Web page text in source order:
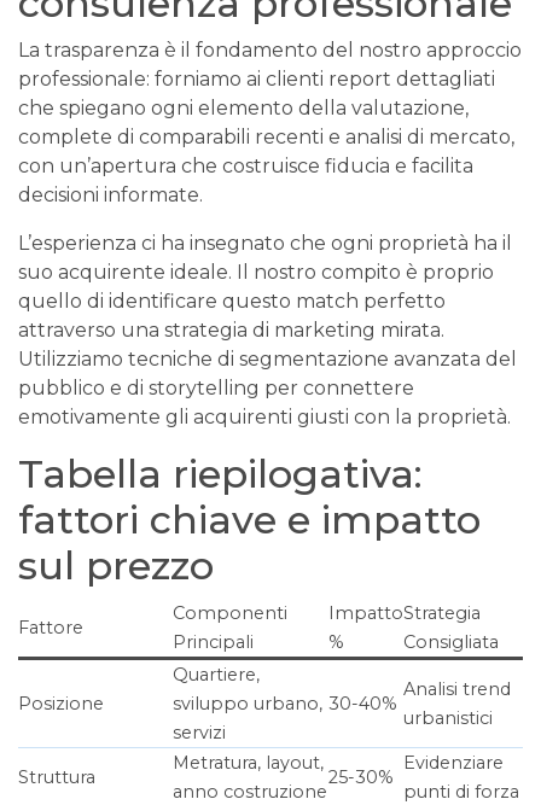
La trasparenza è il fondamento del nostro approccio
professionale: forniamo ai clienti report dettagliati
che spiegano ogni elemento della valutazione,
complete di comparabili recenti e analisi di mercato,
con un’apertura che costruisce fiducia e facilita
decisioni informate.
L’esperienza ci ha insegnato che ogni proprietà ha il
suo acquirente ideale. Il nostro compito è proprio
quello di identificare questo match perfetto
attraverso una strategia di marketing mirata.
Utilizziamo tecniche di segmentazione avanzata del
pubblico e di storytelling per connettere
emotivamente gli acquirenti giusti con la proprietà.
Tabella riepilogativa:
fattori chiave e impatto
sul prezzo
Fattore
Componenti
Principali
Impatto
%
Strategia
Consigliata
Posizione
Quartiere,
sviluppo urbano,
servizi
30-40%
Analisi trend
urbanistici
Struttura
Metratura, layout,
anno costruzione
25-30%
Evidenziare
punti di forza